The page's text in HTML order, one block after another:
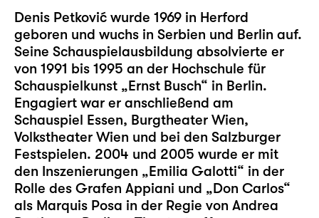
Denis Petković wurde 1969 in Herford
geboren und wuchs in Serbien und Berlin auf.
Seine Schauspielausbildung absolvierte er
von 1991 bis 1995 an der Hochschule für
Schauspielkunst „Ernst Busch“ in Berlin.
Engagiert war er anschließend am
Schauspiel Essen, Burgtheater Wien,
Volkstheater Wien und bei den Salzburger
Festspielen. 2004 und 2005 wurde er mit
den Inszenierungen „Emilia Galotti“ in der
Rolle des Grafen Appiani und „Don Carlos“
als Marquis Posa in der Regie von Andrea